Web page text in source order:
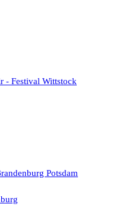
- Festival Wittstock
Potsdam